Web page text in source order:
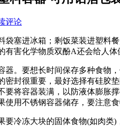
评论
塞进冰箱；剩饭菜装进塑料餐
有害化学物质双酚A还会给人
要想长时间保存多种食物，
密封很重要，最好选择有硅胶
要将容器装满，以防液体膨胀
使用不锈钢容器储存，要注意
冻大块的固体食物(如肉类)